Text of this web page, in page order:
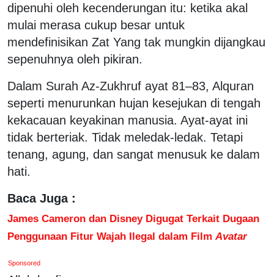
dipenuhi oleh kecenderungan itu: ketika akal
mulai merasa cukup besar untuk
mendefinisikan Zat Yang tak mungkin dijangkau
sepenuhnya oleh pikiran.
Dalam Surah Az-Zukhruf ayat 81–83, Alquran
seperti menurunkan hujan kesejukan di tengah
kekacauan keyakinan manusia. Ayat-ayat ini
tidak berteriak. Tidak meledak-ledak. Tetapi
tenang, agung, dan sangat menusuk ke dalam
hati.
Baca Juga :
James Cameron dan Disney Digugat Terkait Dugaan
Penggunaan Fitur Wajah Ilegal dalam Film Avatar
Sponsored